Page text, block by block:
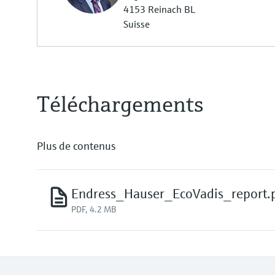
4153 Reinach BL
Suisse
Téléchargements
Plus de contenus
PDF, 4.2 MB